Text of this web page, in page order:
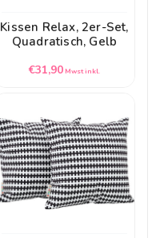
Kissen Relax, 2er-Set,
Quadratisch, Gelb
Normaler
€31,90 Mwst inkl.